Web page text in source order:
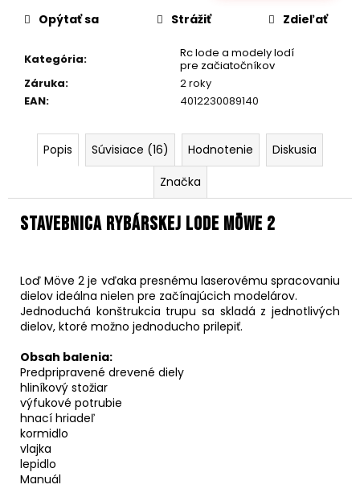
Kategória:
Rc lode a modely lodí
pre začiatočníkov
Záruka:
2 roky
EAN: 4012230089140
Opýtať sa Strážiť Zdieľať
Popis Súvisiace (16) Hodnotenie
Diskusia
Značka
Stavebnica Rybárskej lode Möwe 2
Loď Möve 2 je vďaka presnému laserovému spracovaniu
dielov ideálna nielen pre začínajúcich modelárov.
Jednoduchá konštrukcia trupu sa skladá z jednotlivých
dielov, ktoré možno jednoducho prilepiť.
Obsah balenia:
Predpripravené drevené diely
hliníkový stožiar
výfukové potrubie
hnací hriadeľ
kormidlo
vlajka
lepidlo
Manuál
AUTO
OVLÁDANIE
CLIMB-
XXL
€89,50
Pôvodne: